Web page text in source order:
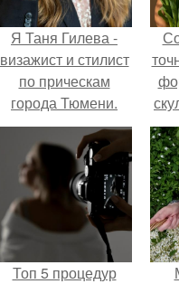
Я Таня Гилева -
визажист и стилист
по прическам
города Тюмени.
Топ 5 процедур